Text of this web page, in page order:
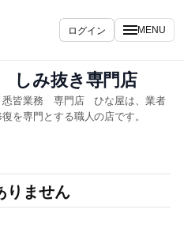
ログイン MENU
み抜き専門店
悉皆業務 専門店 ひな屋は、業者
を専門とする職人の店です。
りません